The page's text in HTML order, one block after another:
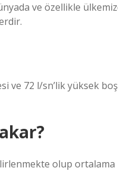
ve özellikle
ve 72 l/sn’lik yüksek
olup